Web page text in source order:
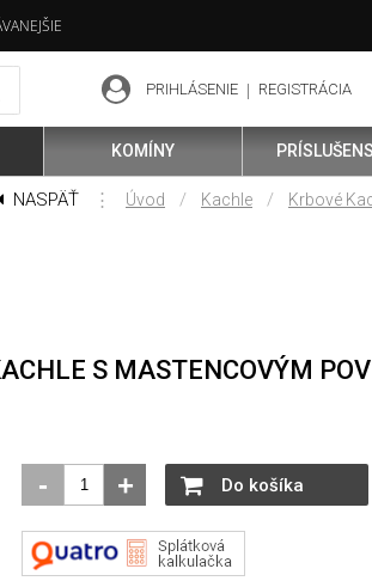
KOMÍNY
PRIHLÁSENIE REGISTRÁCIA
NASPÄŤ ⋮ Úvod / Kachle / Krbové
S MASTENCOVÝM
- + Do košíka